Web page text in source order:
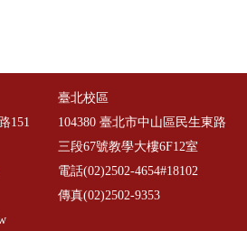
151
臺北校區
104380 臺北市中山區民生東路
三段67號教學大樓6F12室
電話(02)2502-4654#18102
傳真(02)2502-9353